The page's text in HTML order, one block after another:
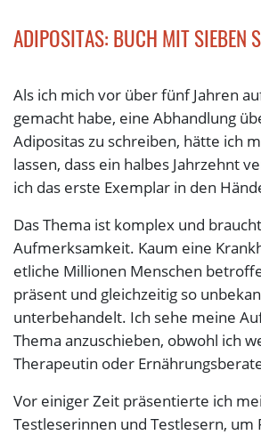
ADIPOSITAS: BUCH MIT SIEBEN
Als ich mich vor über fünf Jahren
gemacht habe, eine Abhandlung
Adipositas zu schreiben, hätte ich
lassen, dass ein halbes Jahrzehnt
ich das erste Exemplar in den
Das Thema ist komplex und
Aufmerksamkeit. Kaum eine
etliche Millionen Menschen
präsent und gleichzeitig so
unterbehandelt. Ich sehe meine
Thema anzuschieben, obwohl ich
Therapeutin oder
Vor einiger Zeit präsentierte ich
Testleserinnen und Testlesern, um